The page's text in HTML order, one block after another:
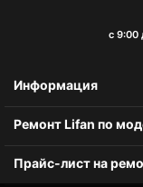
с 9:00
Информация
Ремонт Lifan по
Прайс-лист на